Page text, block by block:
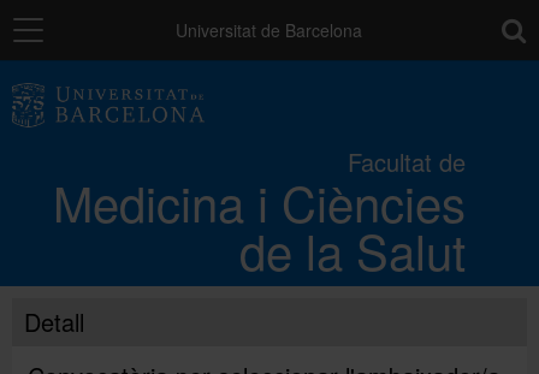
Navegació Universitat de Barcelona
Facultat de
Medicina i Ciències
de la Salut
Els campus
Docència
Detall